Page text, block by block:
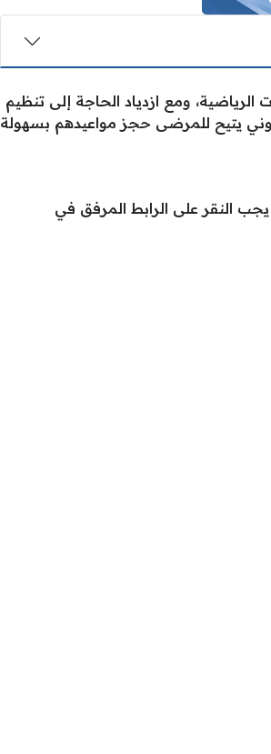
ومع ازدياد الحاجة إلى تنظيم
يتيح للمرضى حجز مواعيدهم بسهولة
النقر على الرابط المرفق في